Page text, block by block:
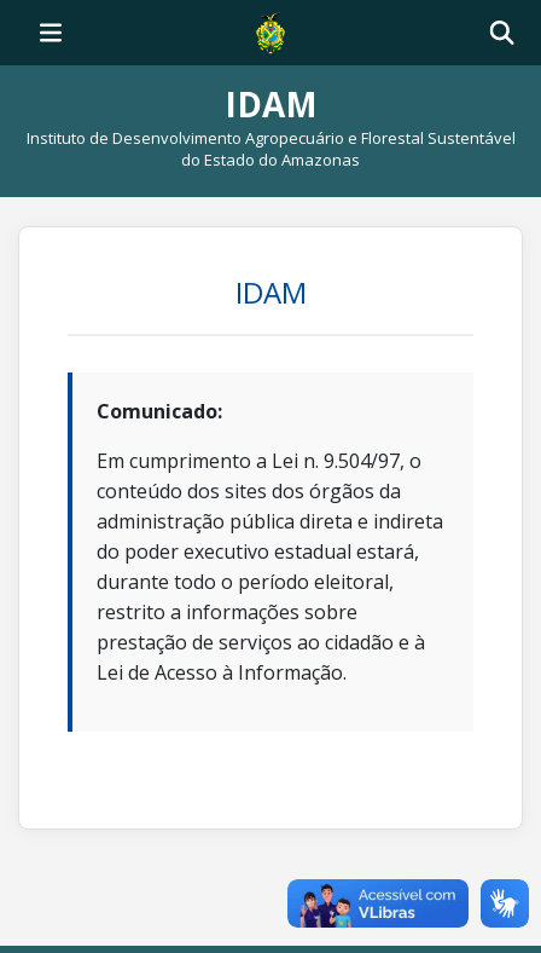
IDAM
Instituto de Desenvolvimento Agropecuário e Florestal Sustentável
do Estado do Amazonas
IDAM
Comunicado:
Em cumprimento a Lei n. 9.504/97, o
conteúdo dos sites dos órgãos da
administração pública direta e indireta
do poder executivo estadual estará,
durante todo o período eleitoral,
restrito a informações sobre
prestação de serviços ao cidadão e à
Lei de Acesso à Informação.